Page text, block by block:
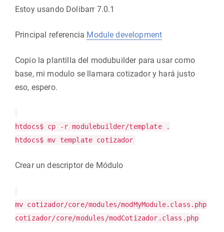
Estoy usando Dolibarr 7.0.1
Principal referencia Module development
Copio la plantilla del modubuilder para usar como
base, mi modulo se llamara cotizador y hará justo
eso, espero.
htdocs$ cp -r modulebuilder/template .
htdocs$ mv template cotizador
Crear un descriptor de Módulo
mv cotizador/core/modules/modMyModule.class.php
cotizador/core/modules/modCotizador.class.php